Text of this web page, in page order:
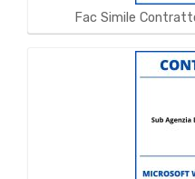
Fac Simile